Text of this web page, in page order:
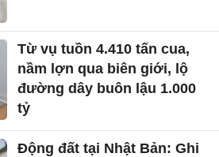
Từ vụ tuồn 4.410 tấn cua,
nầm lợn qua biên giới, lộ
đường dây buôn lậu 1.000
tỷ
Động đất tại Nhật Bản: Ghi